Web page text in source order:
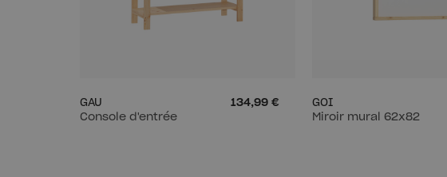
GAU
Console d'entrée
134,99 €
GOI
Miroir mural 62x82